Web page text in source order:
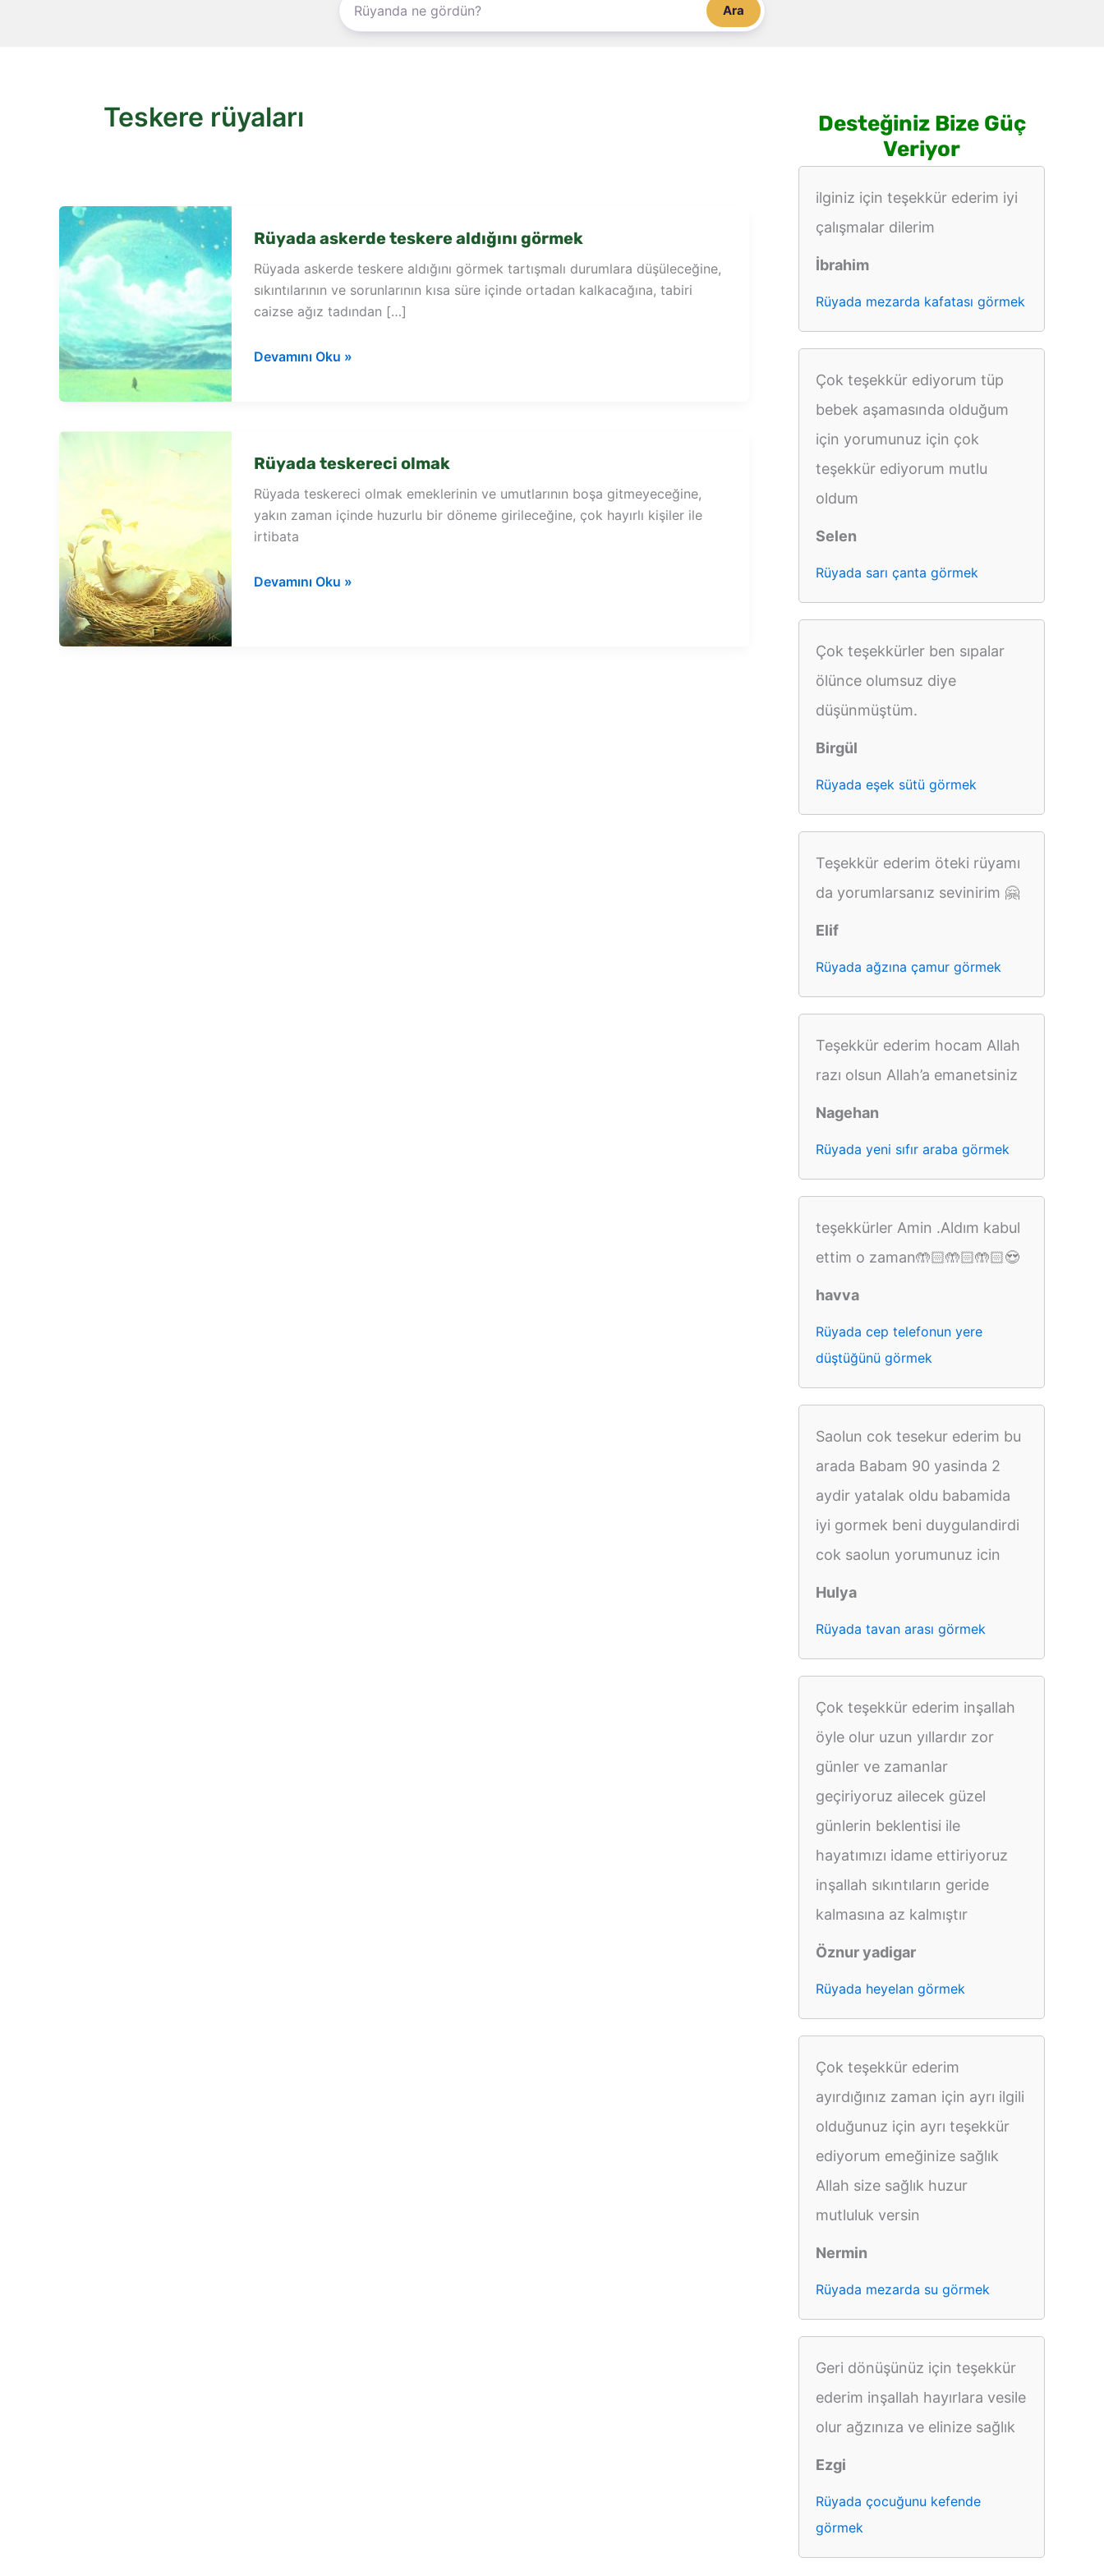
Ara
Teskere rüyaları
Rüyada askerde teskere aldığını görmek
Rüyada askerde teskere aldığını görmek tartışmalı durumlara düşüleceğine,
sıkıntılarının ve sorunlarının kısa süre içinde ortadan kalkacağına, tabiri
caizse ağız tadından […]
Rüyada
Devamını Oku »
Rüyada teskereci olmak
Rüyada teskereci olmak emeklerinin ve umutlarının boşa gitmeyeceğine,
yakın zaman içinde huzurlu bir döneme girileceğine, çok hayırlı kişiler ile
irtibata
Rüyada
Devamını Oku »
Desteğiniz Bize Güç
Veriyor
ilginiz için teşekkür ederim iyi
çalışmalar dilerim
İbrahim
Rüyada mezarda kafatası görmek
Çok teşekkür ediyorum tüp
bebek aşamasında olduğum
için yorumunuz için çok
teşekkür ediyorum mutlu
oldum
Selen
Rüyada sarı çanta görmek
Çok teşekkürler ben sıpalar
ölünce olumsuz diye
düşünmüştüm.
Birgül
Rüyada eşek sütü görmek
Teşekkür ederim öteki rüyamı
da yorumlarsanız sevinirim 🤗
Elif
Rüyada ağzına çamur görmek
Teşekkür ederim hocam Allah
razı olsun Allah’a emanetsiniz
Nagehan
Rüyada yeni sıfır araba görmek
teşekkürler Amin .Aldım kabul
ettim o zaman🤲🏻🤲🏻🤲🏻😍
havva
Rüyada cep telefonun yere
düştüğünü görmek
Saolun cok tesekur ederim bu
arada Babam 90 yasinda 2
aydir yatalak oldu babamida
iyi gormek beni duygulandirdi
cok saolun yorumunuz icin
Hulya
Rüyada tavan arası görmek
Çok teşekkür ederim inşallah
öyle olur uzun yıllardır zor
günler ve zamanlar
geçiriyoruz ailecek güzel
günlerin beklentisi ile
hayatımızı idame ettiriyoruz
inşallah sıkıntıların geride
kalmasına az kalmıştır
Öznur yadigar
Rüyada heyelan görmek
Çok teşekkür ederim
ayırdığınız zaman için ayrı ilgili
olduğunuz için ayrı teşekkür
ediyorum emeğinize sağlık
Allah size sağlık huzur
mutluluk versin
Nermin
Rüyada mezarda su görmek
Geri dönüşünüz için teşekkür
ederim inşallah hayırlara vesile
olur ağzınıza ve elinize sağlık
Ezgi
Rüyada çocuğunu kefende
görmek